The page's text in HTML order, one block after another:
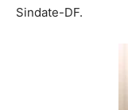
Sindate-DF.